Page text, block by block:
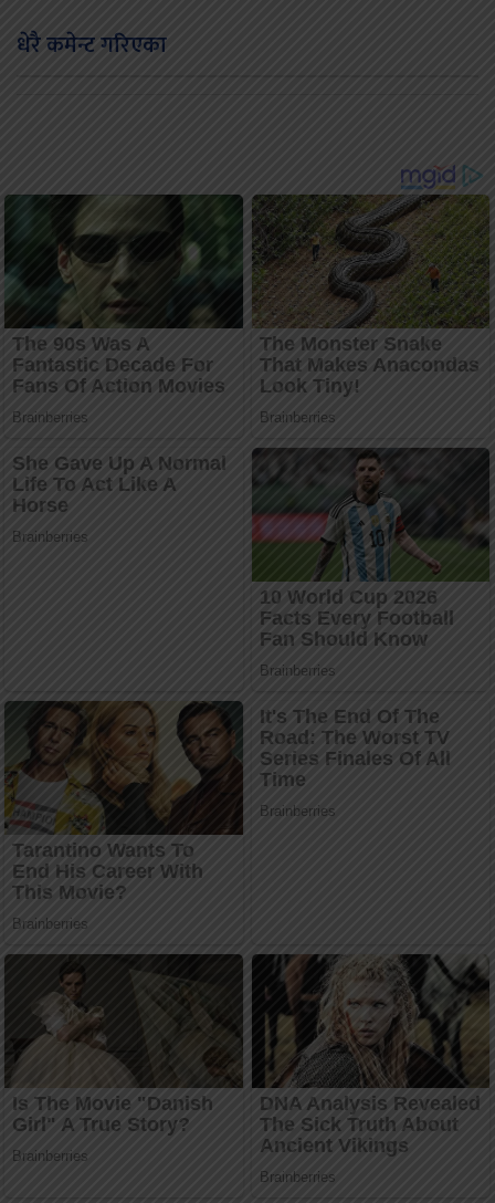
धेरै कमेन्ट गरिएका